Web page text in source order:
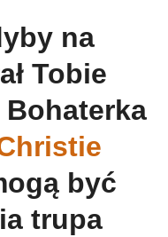
na
Tobie
Bohaterka
być
trupa